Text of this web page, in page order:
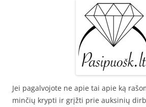
Jei pagalvojote ne apie tai apie ką
minčių krypti ir grįžti prie auksinių